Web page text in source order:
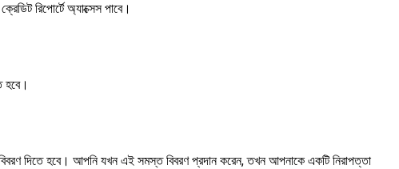
রিপোর্টে অ্যাক্সেস পাবে।
হবে।
দিতে হবে। আপনি যখন এই সমস্ত বিবরণ প্রদান করেন, তখন আপনাকে একটি নিরাপত্তা